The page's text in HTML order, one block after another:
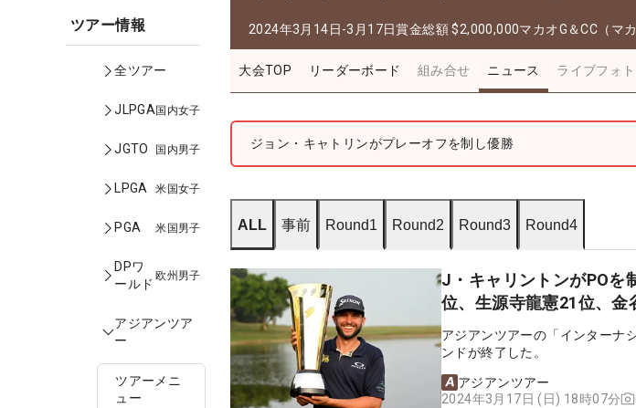
ツアー情報
全ツアー
JLPGA国内女子
JGTO 国内男子
LPGA 米国女子
PGA 米国男子
DPワ
ールド
欧州男子
アジアンツア
ー
ツアーメニ
ュー
2024年3月14日-3月17日賞金総額 $2,000,000マカオG＆CC（マカ
大会TOP リーダーボード 組み合せ ニュース ライブフォト
ジョン・キャトリンがプレーオフを制し優勝
ALL 事前 Round1 Round2 Round3 Round4
J・キャリントンがPO
位、生源寺龍憲21位、金
アジアンツアーの「インターナ
ンドが終了した。
アジアンツアー
2024年3月17日 (日) 18時07分